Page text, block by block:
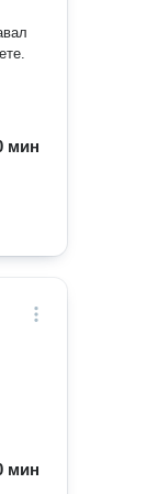
мин
мин